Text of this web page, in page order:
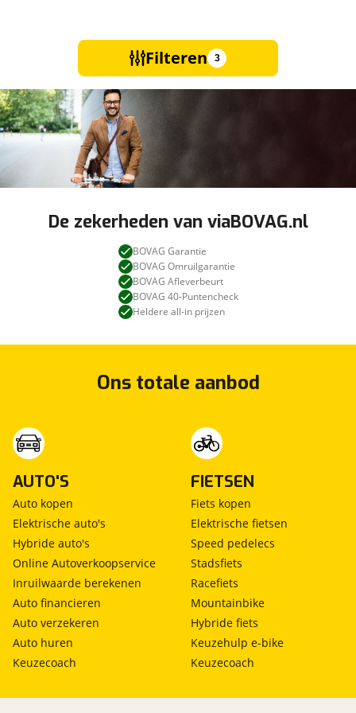
Filteren 3
De zekerheden van viaBOVAG.nl
BOVAG Garantie
BOVAG Omruilgarantie
BOVAG Afleverbeurt
BOVAG 40-Puntencheck
Heldere all-in prijzen
Ons totale aanbod
AUTO'S
Auto kopen
Elektrische auto's
Hybride auto's
Online Autoverkoopservice
Inruilwaarde berekenen
Auto financieren
Auto verzekeren
Auto huren
Keuzecoach
FIETSEN
Fiets kopen
Elektrische fietsen
Speed pedelecs
Stadsfiets
Racefiets
Mountainbike
Hybride fiets
Keuzehulp e-bike
Keuzecoach